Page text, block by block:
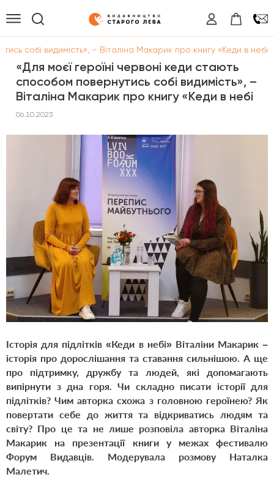
собі видимість», – Віталіна Макарик про книгу «Кеди в небі
«Для моєї героїні червоні кеди стають
способом повернутись собі видимість», –
Віталіна Макарик про книгу «Кеди в небі
06.10.2023
Історія для підлітків «Кеди в небі» Віталіни Макарик –
історія про дорослішання та ставання сильнішою. А ще
про підтримку, дружбу та людей, які допомагають
випірнути з дна горя. Чи складно писати історії для
підлітків? Чим авторка схожа з головною героїнею? Як
повертати себе до життя та відкриватись людям та
світу? Про це та не лише розповіла авторка Віталіна
Макарик на презентації книги у межах фестивалю
Форум Видавців. Модерувала розмову Наталка
Малетич.